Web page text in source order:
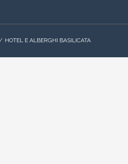
HOTEL E ALBERGHI BASILICATA